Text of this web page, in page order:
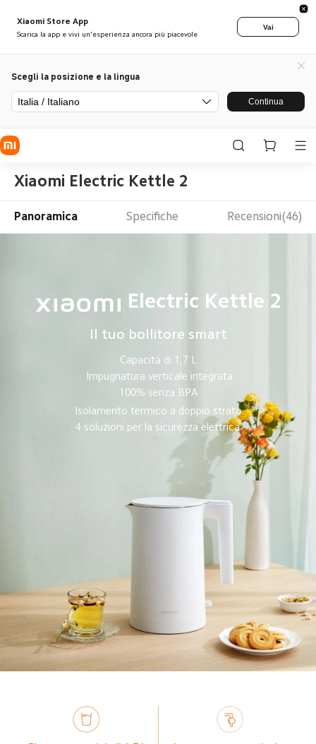
Xiaomi Store App
Scarica la app e vivi un'esperienza ancora più piacevole
Vai
Scegli la posizione e la lingua
Italia / Italiano Continua
Xiaomi Electric Kettle 2
Panoramica Specifiche Recensioni(46)
Electric Kettle 2
Il tuo bollitore smart
Capacità di 1,7 L
Impugnatura verticale integrata
100% senza BPA
Isolamento termico a doppio strato
4 soluzioni per la sicurezza elettrica